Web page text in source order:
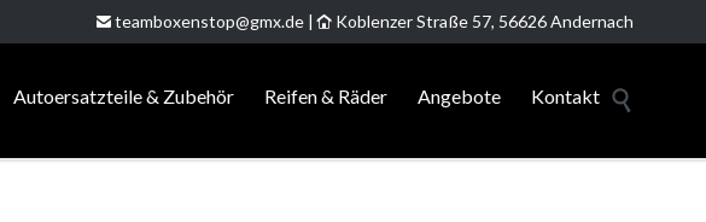
 teamboxenstop@gmx.de | Koblenzer Straße 57, 56626 Andernach
Skip
to
Autoersatzteile & Zubehör Reifen & Räder Angebote Kontakt 